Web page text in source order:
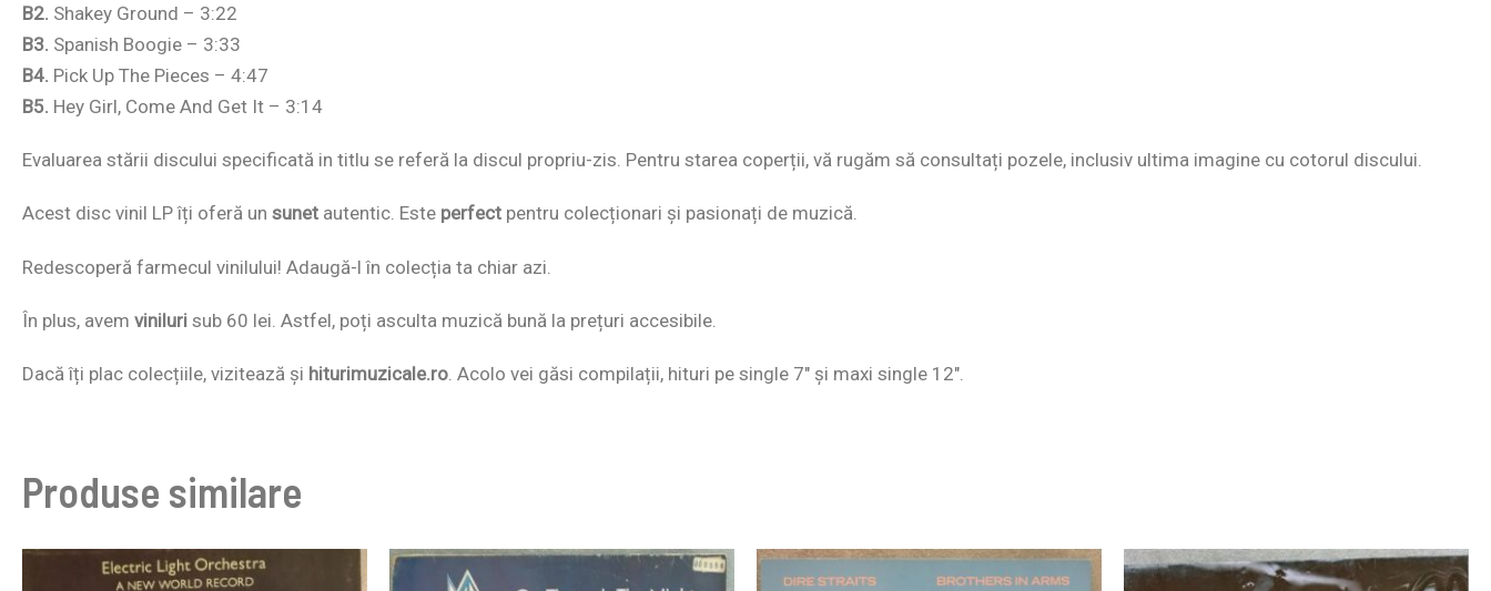
B2. Shakey Ground – 3:22
B3. Spanish Boogie – 3:33
B4. Pick Up The Pieces – 4:47
B5. Hey Girl, Come And Get It – 3:14
Evaluarea stării discului specificată in titlu se referă la discul propriu-zis. Pentru starea coperții, vă rugăm să consultați pozele, inclusiv ultima imagine cu cotorul discului.
Acest disc vinil LP îți oferă un sunet autentic. Este perfect pentru colecționari și pasionați de muzică.
Redescoperă farmecul vinilului! Adaugă-l în colecția ta chiar azi.
În plus, avem viniluri sub 60 lei. Astfel, poți asculta muzică bună la prețuri accesibile.
Dacă îți plac colecțiile, vizitează și hiturimuzicale.ro. Acolo vei găsi compilații, hituri pe single 7″ și maxi single 12″.
Produse similare